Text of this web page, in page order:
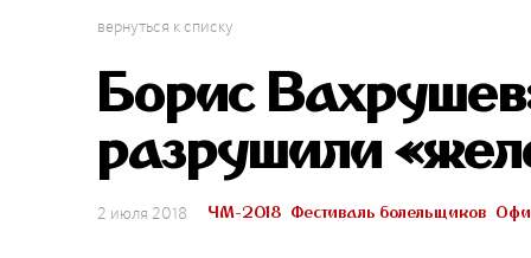
вернуться к списку
Борис
разрушили
2 июля 2018 ЧМ-2018 Фестиваль болельщиков